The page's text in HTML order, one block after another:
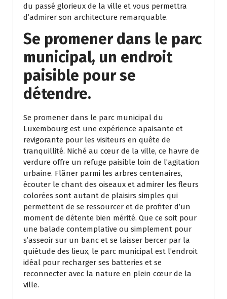
du passé glorieux de la ville et vous permettra
d’admirer son architecture remarquable.
Se promener dans le parc
municipal, un endroit
paisible pour se
détendre.
Se promener dans le parc municipal du
Luxembourg est une expérience apaisante et
revigorante pour les visiteurs en quête de
tranquillité. Niché au cœur de la ville, ce havre de
verdure offre un refuge paisible loin de l’agitation
urbaine. Flâner parmi les arbres centenaires,
écouter le chant des oiseaux et admirer les fleurs
colorées sont autant de plaisirs simples qui
permettent de se ressourcer et de profiter d’un
moment de détente bien mérité. Que ce soit pour
une balade contemplative ou simplement pour
s’asseoir sur un banc et se laisser bercer par la
quiétude des lieux, le parc municipal est l’endroit
idéal pour recharger ses batteries et se
reconnecter avec la nature en plein cœur de la
ville.